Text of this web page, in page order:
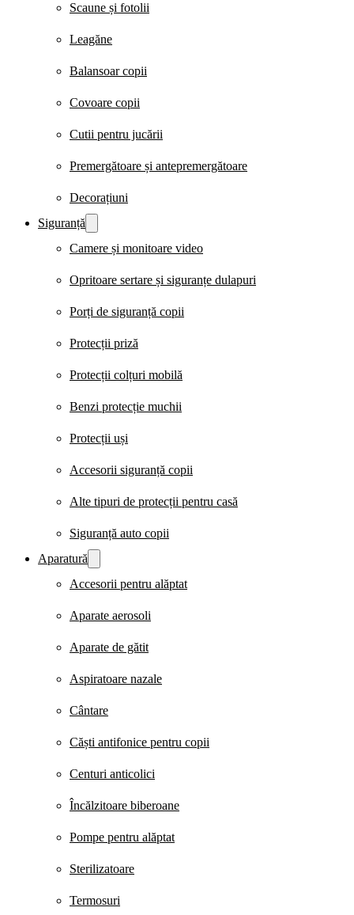
Scaune și fotolii
Leagăne
Balansoar copii
Covoare copii
Cutii pentru jucării
Premergătoare și antepremergătoare
Decorațiuni
Siguranță
Camere și monitoare video
Opritoare sertare și siguranțe dulapuri
Porți de siguranță copii
Protecții priză
Protecții colțuri mobilă
Benzi protecție muchii
Protecții uși
Accesorii siguranță copii
Alte tipuri de protecții pentru casă
Siguranță auto copii
Aparatură
Accesorii pentru alăptat
Aparate aerosoli
Aparate de gătit
Aspiratoare nazale
Cântare
Căști antifonice pentru copii
Centuri anticolici
Încălzitoare biberoane
Pompe pentru alăptat
Sterilizatoare
Termosuri